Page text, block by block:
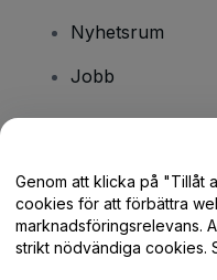
Nyhetsrum
Jobb
Hjälpcenter /
Genom att klicka på "Tillåt
cookies för att förbättra
marknadsföringsrelevans.
strikt nödvändiga cookies.